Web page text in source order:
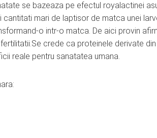
se bazeaza pe efectul royalactinei
mari de laptisor de matca unei
o intr-o matca. De aici provin
crede ca proteinele derivate din
reale pentru sanatatea umana.